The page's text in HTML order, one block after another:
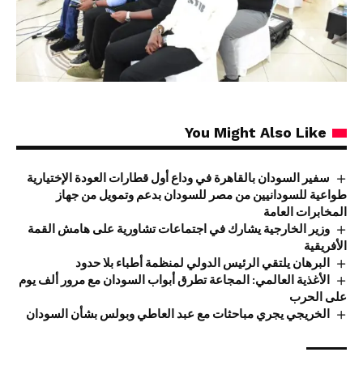
You Might Also Like
سفير السودان بالقاهرة في وداع أول قطارات العودة الإختيارية
طواعية للسودانيين من مصر للسودان بدعم وتمويل من جهاز
المخابرات العامة
وزير الخارجية يشارك في اجتماعات تشاورية على هامش القمة
الأفريقية
البرهان يلتقي الرئيس الدولي لمنظمة أطباء بلا حدود
الأغذية العالمي: المجاعة تطرق أبواب السودان مع مرور ألف يوم
على الحرب
الخريجي يجري مباحثات مع عبد العاطي وبولس بشأن السودان